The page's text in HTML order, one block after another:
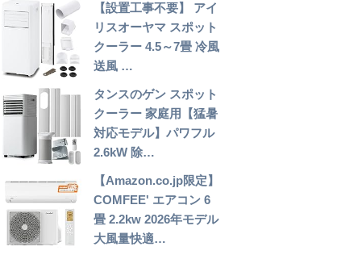
【設置工事不要】 アイ
リスオーヤマ スポット
クーラー 4.5～7畳 冷風
送風 …
タンスのゲン スポット
クーラー 家庭用【猛暑
対応モデル】パワフル
2.6kW 除…
【Amazon.co.jp限定】
COMFEE' エアコン 6
畳 2.2kw 2026年モデル
大風量快適…